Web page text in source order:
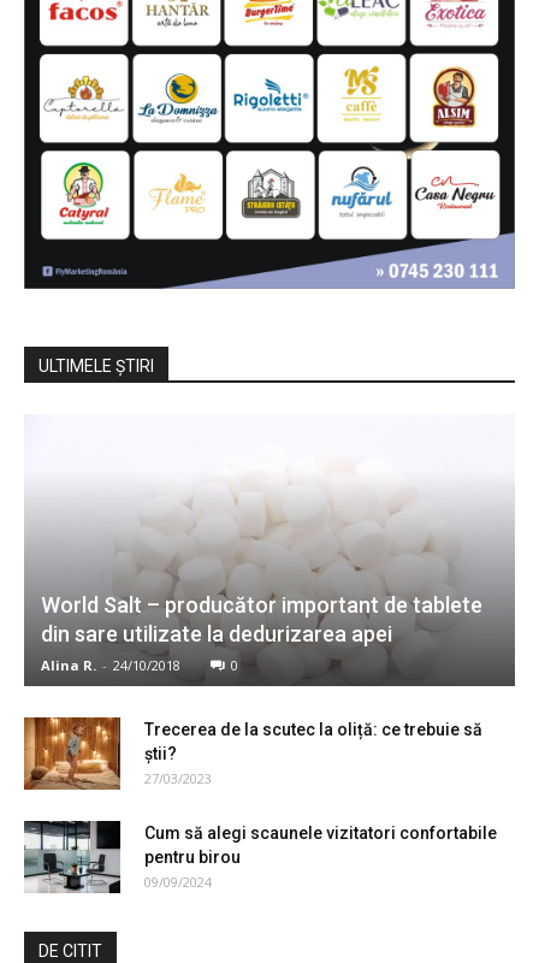
ULTIMELE ŞTIRI
World Salt – producător important de tablete
din sare utilizate la dedurizarea apei
Alina R. - 24/10/2018 0
Trecerea de la scutec la oliță: ce trebuie să
știi?
27/03/2023
Cum să alegi scaunele vizitatori confortabile
pentru birou
09/09/2024
DE CITIT